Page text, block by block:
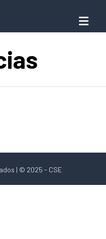
| © 2025 - CSE